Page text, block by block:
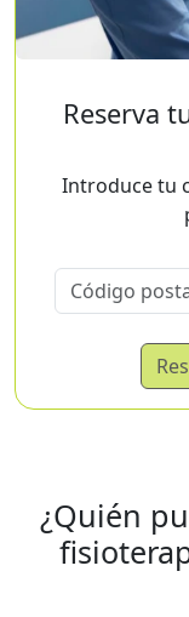
Reserva
Introduce tu
¿Quién